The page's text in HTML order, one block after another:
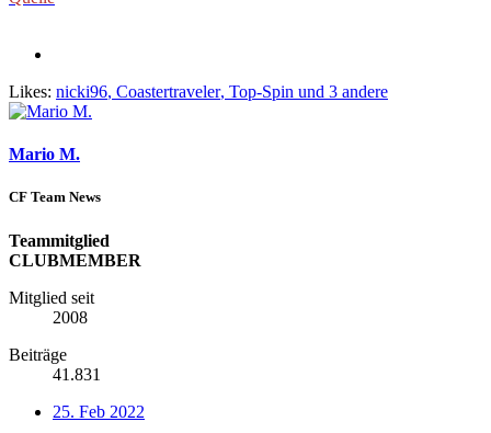
Likes: nicki96, Coastertraveler, Top-Spin und 3 andere
Mario M.
CF Team News
Teammitglied
CLUBMEMBER
Mitglied seit
2008
Beiträge
41.831
25. Feb 2022